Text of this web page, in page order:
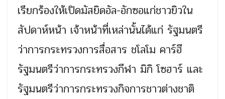
เรียกร้องให้เปิดมัสยิดอัล-อักซอแก่ชาวยิวใน
สัปดาห์หน้า เจ้าหน้าที่เหล่านั้นได้แก่ รัฐมนตรี
ว่าการกระทรวงการสื่อสาร ชโลโม คาร์ฮี
รัฐมนตรีว่าการกระทรวงกีฬา มิกิ โซฮาร์ และ
รัฐมนตรีว่าการกระทรวงกิจการชาวต่างชาติ